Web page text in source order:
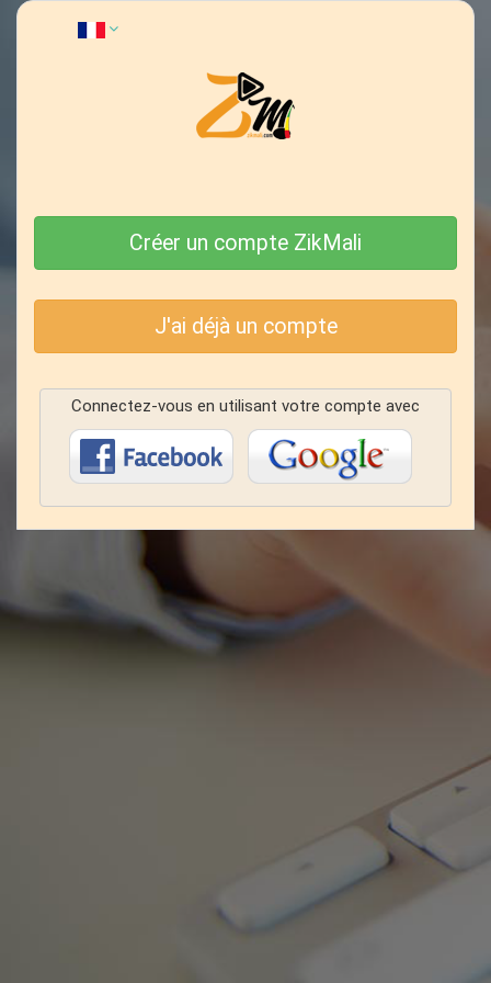
Créer un compte ZikMali
J'ai déjà un compte
Connectez-vous en utilisant votre compte avec